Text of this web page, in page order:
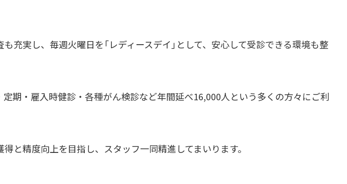
充実し、毎週火曜日を「レディースデイ」として、安心して受診できる環境も整
期・雇入時健診・各種がん検診など年間延べ16,000人という多くの方々にご利
と精度向上を目指し、スタッフ一同精進してまいります。